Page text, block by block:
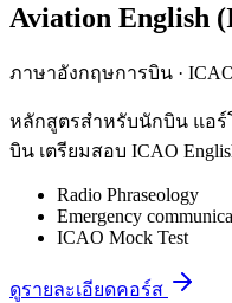
Aviation English
ภาษาอังกฤษการบิน ·
หลักสูตรสำหรับนักบิน แอร์
บิน เตรียมสอบ ICAO
Radio Phraseology
Emergency
ICAO Mock Test
ดูรายละเอียดคอร์ส